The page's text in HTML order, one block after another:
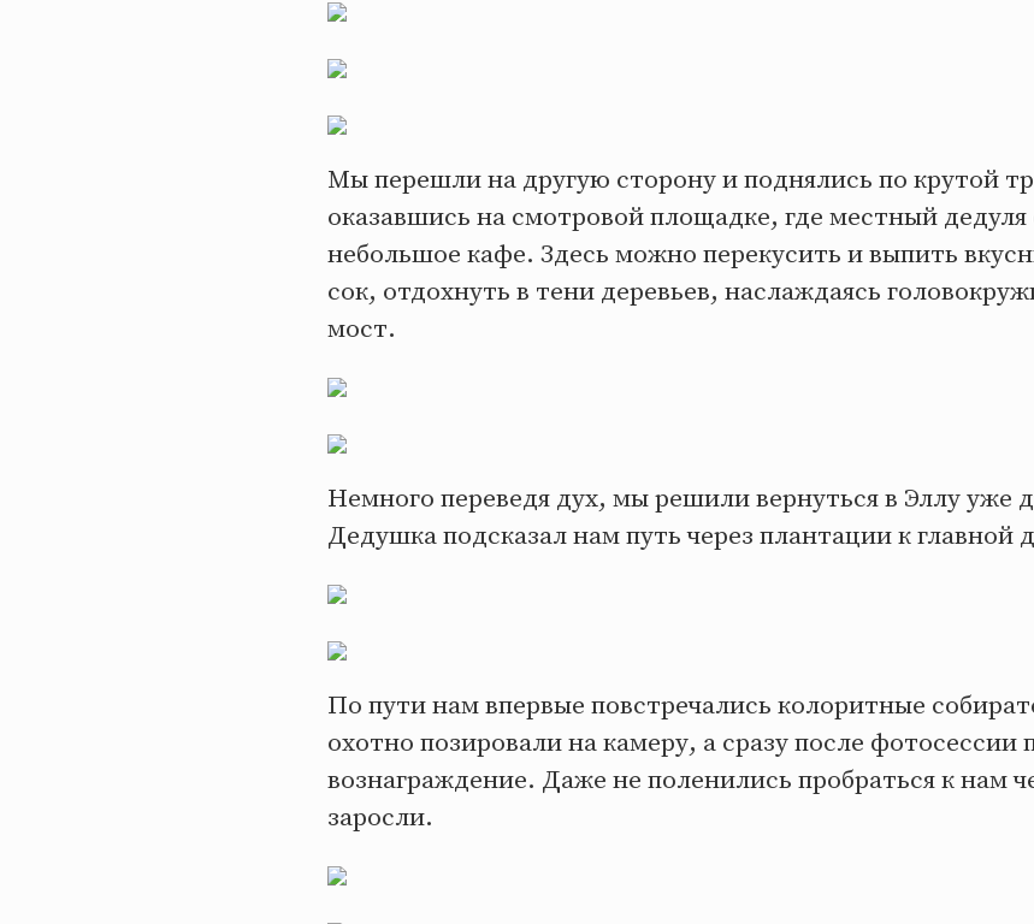
Мы перешли на другую сторону и поднялись по крутой
оказавшись на смотровой площадке, где местный дедуля
небольшое кафе. Здесь можно перекусить и выпить
сок, отдохнуть в тени деревьев, наслаждаясь
мост.
Немного переведя дух, мы решили вернуться в Эллу уже
Дедушка подсказал нам путь через плантации к главной
По пути нам впервые повстречались колоритные
охотно позировали на камеру, а сразу после
вознаграждение. Даже не поленились пробраться к нам
заросли.